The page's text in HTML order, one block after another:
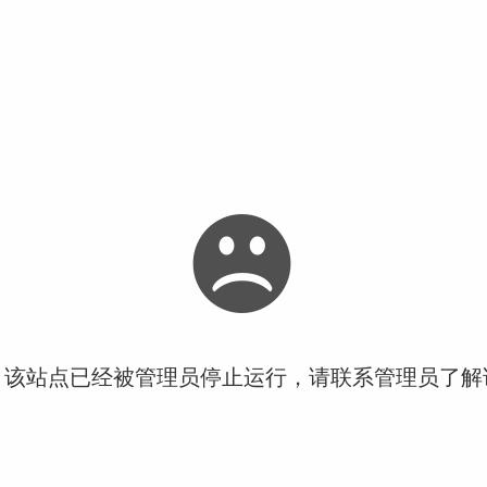
站点已经被管理员停止运行，请联系管理员了